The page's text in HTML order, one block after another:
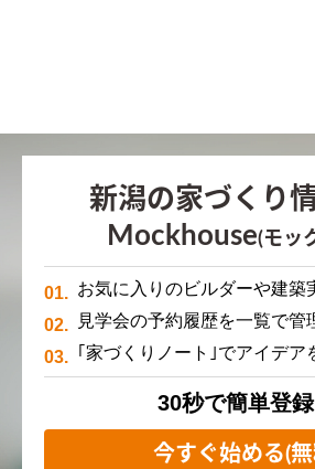
新潟の家づくり
Mockhouse(モッ
お気に入りのビルダーや建築
見学会の予約履歴を一覧で管
｢家づくりノート｣でアイデア
30秒で簡単登録
今すぐ始める(